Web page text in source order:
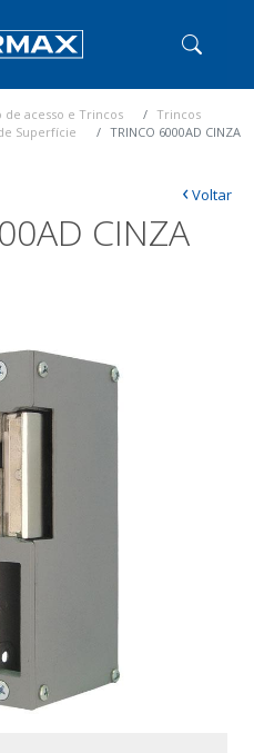
de acesso e Trincos
Trincos
Superfície
TRINCO 6000AD CINZA
CINZA
‹Voltar